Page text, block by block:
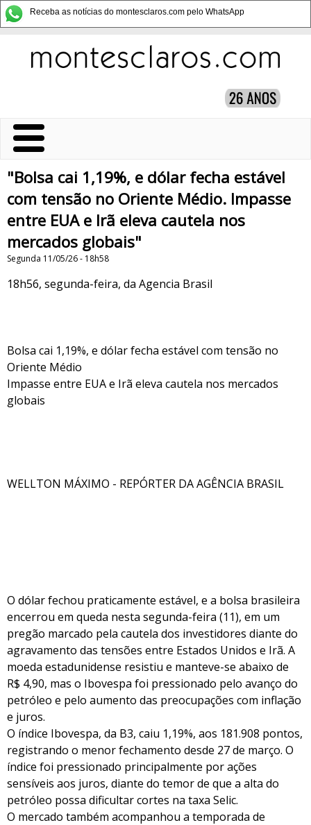
Receba as notícias do montesclaros.com pelo WhatsApp
"Bolsa cai 1,19%, e dólar fecha estável
com tensão no Oriente Médio. Impasse
entre EUA e Irã eleva cautela nos
mercados globais"
Segunda 11/05/26 - 18h58
18h56, segunda-feira, da Agencia Brasil
Bolsa cai 1,19%, e dólar fecha estável com tensão no
Oriente Médio
Impasse entre EUA e Irã eleva cautela nos mercados
globais
WELLTON MÁXIMO - REPÓRTER DA AGÊNCIA BRASIL
O dólar fechou praticamente estável, e a bolsa brasileira
encerrou em queda nesta segunda-feira (11), em um
pregão marcado pela cautela dos investidores diante do
agravamento das tensões entre Estados Unidos e Irã. A
moeda estadunidense resistiu e manteve-se abaixo de
R$ 4,90, mas o Ibovespa foi pressionado pelo avanço do
petróleo e pelo aumento das preocupações com inflação
e juros.
O índice Ibovespa, da B3, caiu 1,19%, aos 181.908 pontos,
registrando o menor fechamento desde 27 de março. O
índice foi pressionado principalmente por ações
sensíveis aos juros, diante do temor de que a alta do
petróleo possa dificultar cortes na taxa Selic.
O mercado também acompanhou a temporada de